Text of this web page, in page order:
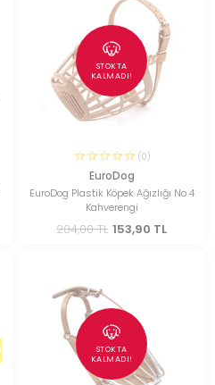
STOKTA
KALMADI!
(0)
EuroDog
EuroDog Plastik Köpek Ağızlığı No 4
Kahverengi
204,00 TL 153,90 TL
STOKTA
KALMADI!